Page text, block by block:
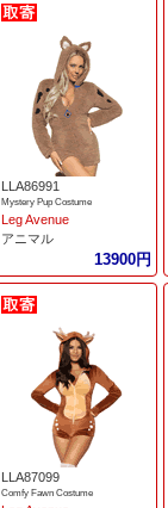
LLA86991
Mystery Pup Costume
Leg Avenue
アニマル
13900円
LLA87099
Comfy Fawn Costume